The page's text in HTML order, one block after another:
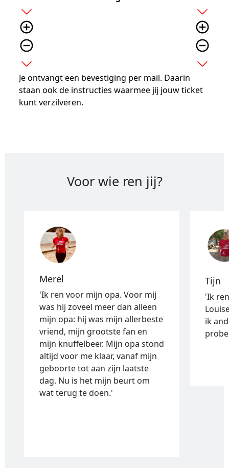
add
add_circle_outline
remove_circle_outline
expand_more
add
add_circle_outline
remove_circle_outline
expand_more
Je ontvangt een bevestiging per mail. Daarin
staan ook de instructies waarmee jij jouw ticket
kunt verzilveren.
Voor wie ren jij?
Merel
'Ik ren voor mijn opa. Voor mij
was hij zoveel meer dan alleen
mijn opa: hij was mijn allerbeste
vriend, mijn grootste fan en
mijn knuffelbeer. Mijn opa stond
altijd voor me klaar, vanaf mijn
geboorte tot aan zijn laatste
dag. Nu is het mijn beurt om
wat terug te doen.'
Tijn
'Ik
ik